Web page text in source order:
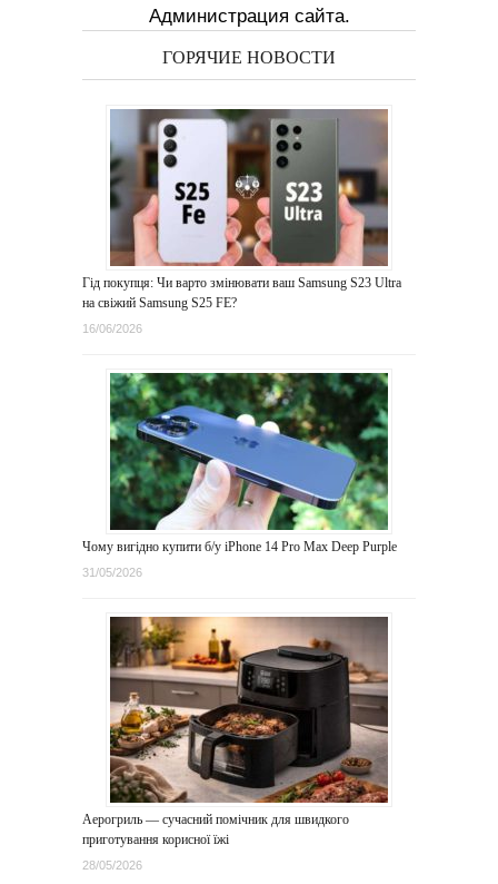
Администрация сайта.
ГОРЯЧИЕ НОВОСТИ
Гід покупця: Чи варто змінювати ваш Samsung S23 Ultra
на свіжий Samsung S25 FE?
16/06/2026
Чому вигідно купити б/у iPhone 14 Pro Max Deep Purple
31/05/2026
Аерогриль — сучасний помічник для швидкого
приготування корисної їжі
28/05/2026